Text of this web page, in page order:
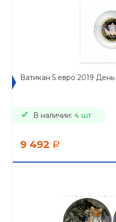
Ватикан 5 евро 2019
В наличии: 4 шт
9 492 a